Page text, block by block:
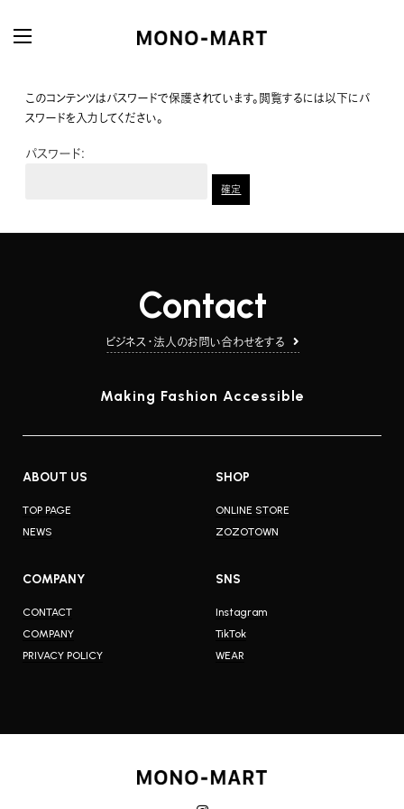
このコンテンツはパスワードで保護されています。閲覧するには以下にパ
スワードを入力してください。
パスワード:
Contact
ビジネス・法人のお問い合わせをする
Making Fashion Accessible
ABOUT US
TOP PAGE
NEWS
SHOP
ONLINE STORE
ZOZOTOWN
COMPANY
CONTACT
COMPANY
PRIVACY POLICY
SNS
Instagram
TikTok
WEAR